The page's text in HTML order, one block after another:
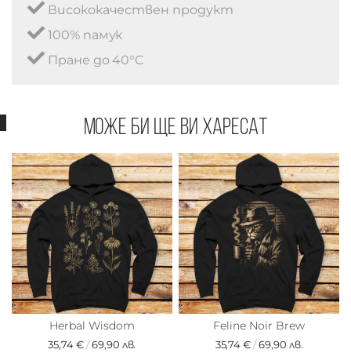
Висококачествен продукт
100% памук
Пране до 40°C
Може би ще ви харесат
Herbal Wisdom
35,74 €/69,90 лв.
Feline Noir Brew
35,74 €/69,90 лв.